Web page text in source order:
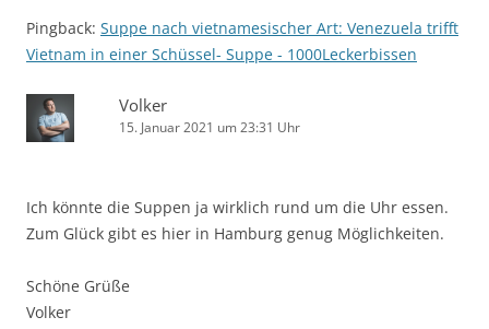
Pingback: Suppe nach vietnamesischer Art: Venezuela trifft
Vietnam in einer Schüssel- Suppe - 1000Leckerbissen
Volker
15. Januar 2021 um 23:31 Uhr
Ich könnte die Suppen ja wirklich rund um die Uhr essen.
Zum Glück gibt es hier in Hamburg genug Möglichkeiten.
Schöne Grüße
Volker